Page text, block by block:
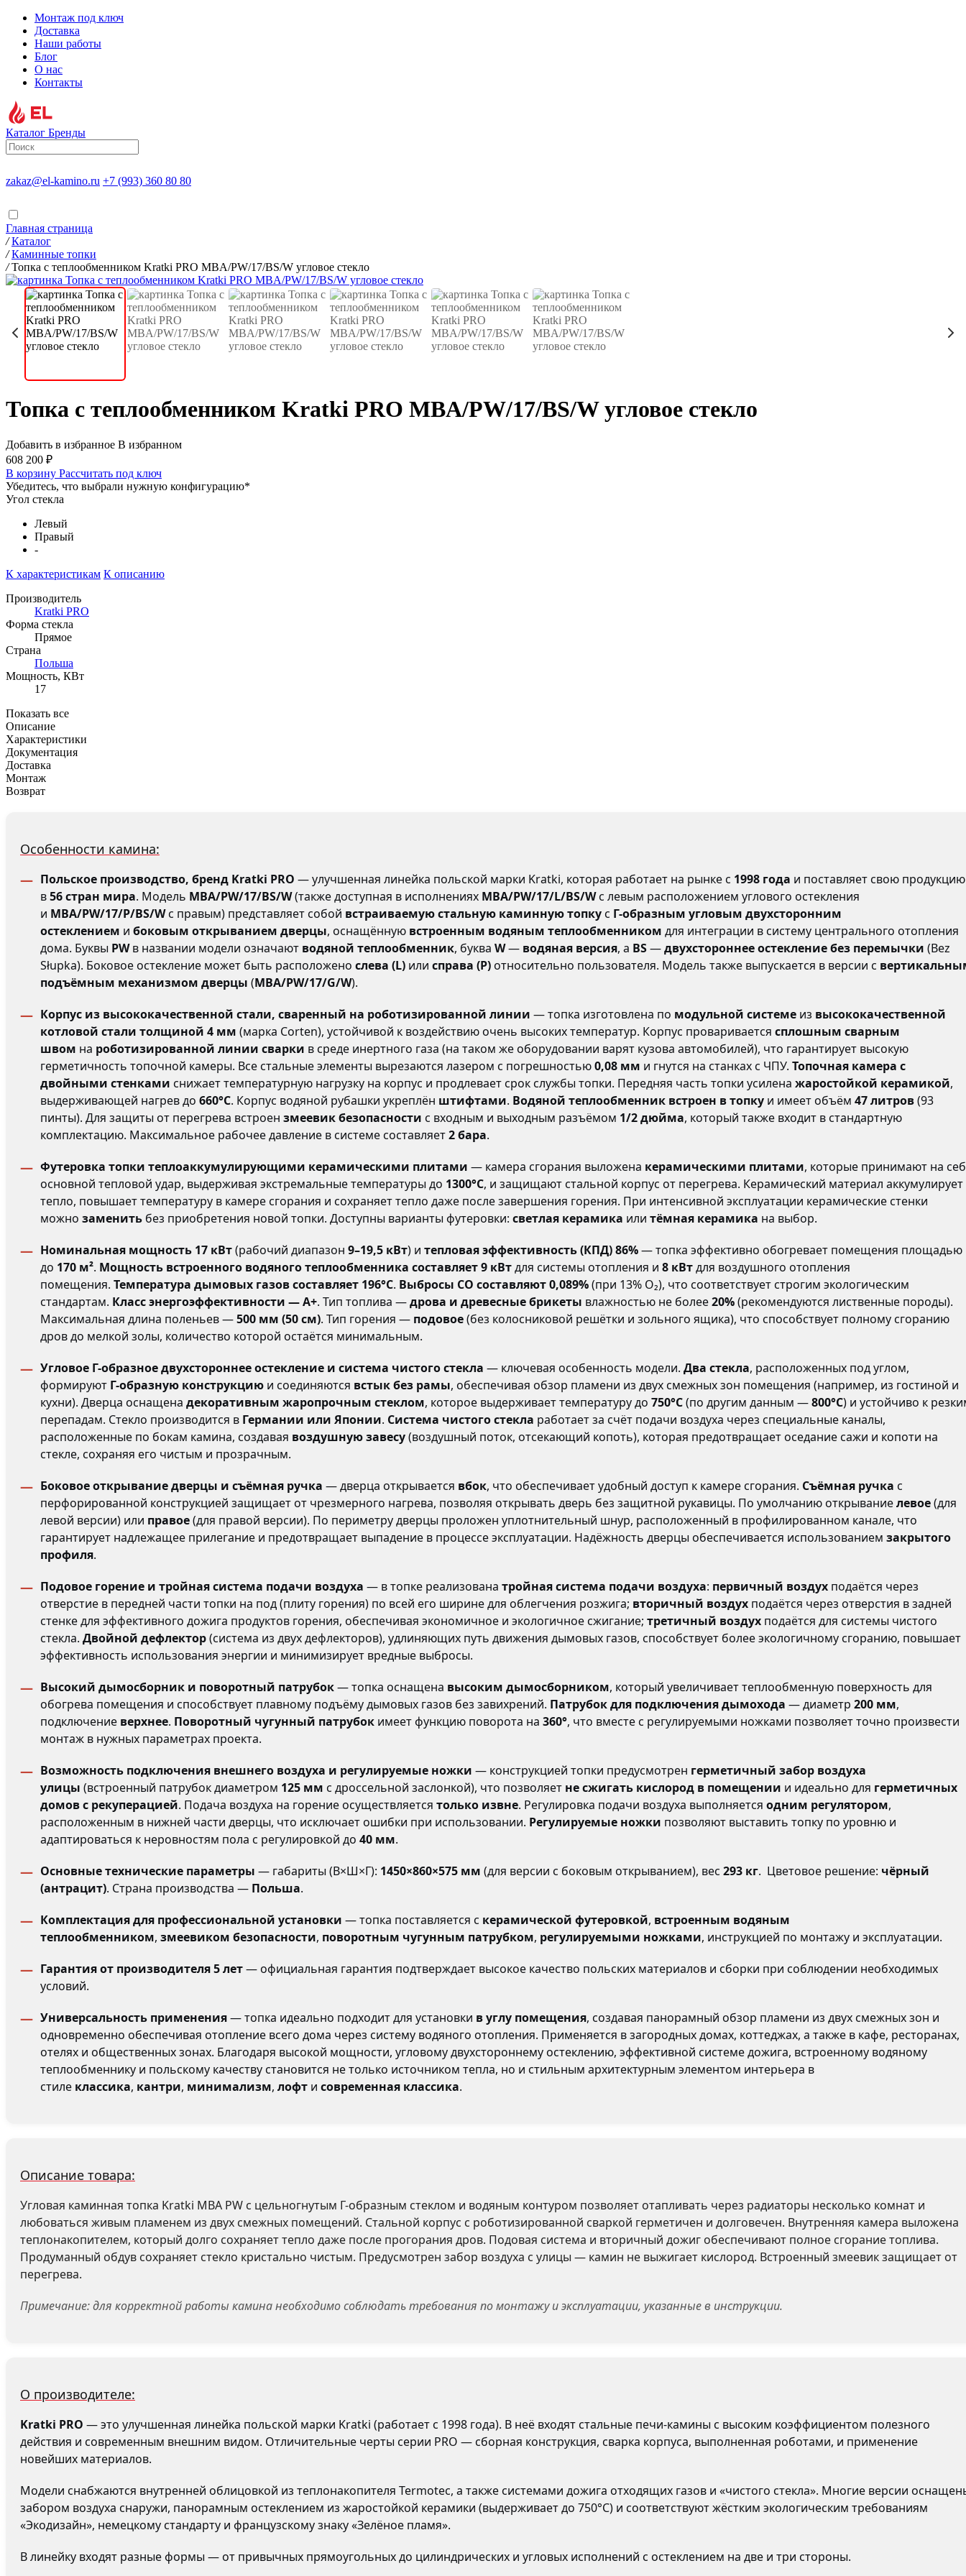
Монтаж под ключ
Доставка
Наши работы
Блог
О нас
Контакты
Каталог Бренды
zakaz@el-kamino.ru +7 (993) 360 80 80
Главная страница
/ Каталог
/ Каминные топки
/ Топка с теплообменником Kratki PRO MBA/PW/17/BS/W угловое стекло
Топка с теплообменником Kratki PRO MBA/PW/17/BS/W угловое стекло
Добавить в избранное В избранном
608 200 ₽
В корзину Рассчитать под ключ
Убедитесь, что выбрали нужную конфигурацию*
Угол стекла
Левый
Правый
-
К характеристикам К описанию
Производитель
Kratki PRO
Форма стекла
Прямое
Страна
Польша
Мощность, КВт
17
Показать все
Описание
Характеристики
Документация
Доставка
Монтаж
Возврат
Особенности камина:
Польское производство, бренд Kratki PRO — улучшенная линейка польской марки Kratki, которая работает на рынке с 1998 года и поставляет свою продукцию
в56 стран мира. Модель MBA/PW/17/BS/W(также доступная в исполнениях MBA/PW/17/L/BS/Wс левым расположением углового остекления
и MBA/PW/17/P/BS/Wс правым) представляет собой встраиваемую стальную каминную топкус Г-образным угловым двухсторонним
остеклением и боковым открыванием дверцы, оснащённую встроенным водяным теплообменником для интеграции в систему центрального отопления
дома. Буквы PWв названии модели означают водяной теплообменник, буква W— водяная версия, а BS—двухстороннее остекление без перемычки (Bez
Słupka). Боковое остекление может быть расположено слева (L) или справа (P)относительно пользователя. Модель также выпускается в версии с
подъёмным механизмом дверцы (MBA/PW/17/G/W).
Корпус из высококачественной стали, сваренный на роботизированной линии — топка изготовлена по модульной системе из высококачественной
котловой стали толщиной 4 мм (марка Corten), устойчивой к воздействию очень высоких температур. Корпус проваривается сплошным сварным
швом на роботизированной линии сварки в среде инертного газа (на таком же оборудовании варят кузова автомобилей), что гарантирует высокую
герметичность топочной камеры. Все стальные элементы вырезаются лазером с погрешностью0,08 мм и гнутся на станках с ЧПУ. Топочная камера с
двойными стенками снижает температурную нагрузку на корпус и продлевает срок службы топки. Передняя часть топки усилена жаростойкой керамикой,
выдерживающей нагрев до 660°C. Корпус водяной рубашки укреплён штифтами. Водяной теплообменник встроен в топку и имеет объём 47 литров(93
пинты). Для защиты от перегрева встроен змеевик безопасности с входным и выходным разъёмом 1/2 дюйма, который также входит в стандартную
комплектацию. Максимальное рабочее давление в системе составляет2 бара.
Футеровка топки теплоаккумулирующими керамическими плитами — камера сгорания выложена керамическими плитами, которые принимают на
основной тепловой удар, выдерживая экстремальные температуры до 1300°C, и защищают стальной корпус от перегрева. Керамический материал аккумулирует
тепло, повышает температуру в камере сгорания и сохраняет тепло даже после завершения горения. При интенсивной эксплуатации керамические стенки
можно заменить без приобретения новой топки. Доступны варианты футеровки: светлая керамика или тёмная керамика на выбор.
Номинальная мощность 17 кВт(рабочий диапазон 9–19,5 кВт) и тепловая эффективность (КПД) 86%— топка эффективно обогревает помещения площадью
до 170 м². Мощность встроенного водяного теплообменника составляет 9 кВтдля системы отопления и 8 кВтдля воздушного отопления
помещения. Температура дымовых газов составляет 196°C. Выбросы CO составляют 0,089%(при 13% O₂), что соответствует строгим экологическим
стандартам. Класс энергоэффективности — A+. Тип топлива —дрова и древесные брикеты влажностью не более20%(рекомендуются лиственные породы).
Максимальная длина поленьев —500 мм (50 см). Тип горения — подовое(без колосниковой решётки и зольного ящика), что способствует полному сгоранию
дров до мелкой золы, количество которой остаётся минимальным.
Угловое Г-образное двухстороннее остекление и система чистого стекла — ключевая особенность модели. Два стекла, расположенных под углом,
формируют Г-образную конструкцию и соединяются встык без рамы, обеспечивая обзор пламени из двух смежных зон помещения (например, из гостиной и
кухни). Дверца оснащена декоративным жаропрочным стеклом, которое выдерживает температуру до 750°C(по другим данным —800°C) и устойчиво к
перепадам. Стекло производится в Германии или Японии. Система чистого стекла работает за счёт подачи воздуха через специальные каналы,
расположенные по бокам камина, создавая воздушную завесу(воздушный поток, отсекающий копоть), которая предотвращает оседание сажи и копоти на
стекле, сохраняя его чистым и прозрачным.
Боковое открывание дверцы и съёмная ручка — дверца открывается вбок, что обеспечивает удобный доступ к камере сгорания. Съёмная ручка с
перфорированной конструкцией защищает от чрезмерного нагрева, позволяя открывать дверь без защитной рукавицы. По умолчанию открываниелевое(для
левой версии) или правое(для правой версии). По периметру дверцы проложен уплотнительный шнур, расположенный в профилированном канале, что
гарантирует надлежащее прилегание и предотвращает выпадение в процессе эксплуатации. Надёжность дверцы обеспечивается использованием закрытого
профиля.
Подовое горение и тройная система подачи воздуха — в топке реализована тройная система подачи воздуха: первичный воздух подаётся через
отверстие в передней части топки на под (плиту горения) по всей его ширине для облегчения розжига; вторичный воздух подаётся через отверстия в задней
стенке для эффективного дожига продуктов горения, обеспечивая экономичное и экологичное сжигание; третичный воздух подаётся для системы чистого
стекла. Двойной дефлектор(система из двух дефлекторов), удлиняющих путь движения дымовых газов, способствует более экологичному сгоранию, повышает
эффективность использования энергии и минимизирует вредные выбросы.
Высокий дымосборник и поворотный патрубок— топка оснащена высоким дымосборником, который увеличивает теплообменную поверхность для
обогрева помещения и способствует плавному подъёму дымовых газов без завихрений. Патрубок для подключения дымохода — диаметр 200 мм,
подключение верхнее. Поворотный чугунный патрубок имеет функцию поворота на 360°, что вместе с регулируемыми ножками позволяет точно произвести
монтаж в нужных параметрах проекта.
Возможность подключения внешнего воздуха и регулируемые ножки — конструкцией топки предусмотрен герметичный забор воздуха
улицы (встроенный патрубок диаметром 125 мм с дроссельной заслонкой), что позволяет не сжигать кислород в помещении и идеально для герметичных
домов с рекуперацией. Подача воздуха на горение осуществляется только извне. Регулировка подачи воздуха выполняется одним регулятором,
расположенным в нижней части дверцы, что исключает ошибки при использовании. Регулируемые ножки позволяют выставить топку по уровню и
адаптироваться к неровностям пола с регулировкой до 40 мм.
Основные технические параметры — габариты (В×Ш×Г): 1450×860×575 мм (для версии с боковым открыванием), вес 293 кг. Цветовое решение: чёрный
(антрацит). Страна производства — Польша.
Комплектация для профессиональной установки — топка поставляется с керамической футеровкой, встроенным водяным
теплообменником, змеевиком безопасности, поворотным чугунным патрубком, регулируемыми ножками, инструкцией по монтажу и эксплуатации.
Гарантия от производителя 5 лет— официальная гарантия подтверждает высокое качество польских материалов и сборки при соблюдении необходимых
условий.
Универсальность применения— топка идеально подходит для установки в углу помещения, создавая панорамный обзор пламени из двух смежных зон и
одновременно обеспечивая отопление всего дома через систему водяного отопления. Применяется в загородных домах, коттеджах, а также в кафе, ресторанах,
отелях и общественных зонах. Благодаря высокой мощности, угловому двухстороннему остеклению, эффективной системе дожига, встроенному водяному
теплообменнику и польскому качеству становится не только источником тепла, но и стильным архитектурным элементом интерьера в
стиле классика, кантри, минимализм, лофт и современная классика.
Описание товара:
Угловая каминная топка Kratki MBA PW с цельногнутым Г-образным стеклом и водяным контуром позволяет отапливать через радиаторы несколько комнат и
любоваться живым пламенем из двух смежных помещений. Стальной корпус с роботизированной сваркой герметичен и долговечен. Внутренняя камера выложена
теплонакопителем, который долго сохраняет тепло даже после прогорания дров. Подовая система и вторичный дожиг обеспечивают полное сгорание топлива.
Продуманный обдув сохраняет стекло кристально чистым. Предусмотрен забор воздуха с улицы — камин не выжигает кислород. Встроенный змеевик защищает от
перегрева.
Примечание: для корректной работы камина необходимо соблюдать требования по монтажу и эксплуатации, указанные в инструкции.
О производителе:
Kratki PRO — это улучшенная линейка польской марки Kratki (работает с 1998 года). В неё входят стальные печи-камины с высоким коэффициентом полезного
действия и современным внешним видом. Отличительные черты серии PRO — сборная конструкция, сварка корпуса, выполненная роботами, и применение
новейших материалов.
Модели снабжаются внутренней облицовкой из теплонакопителя Termotec, а также системами дожига отходящих газов и «чистого стекла». Многие версии
забором воздуха снаружи, панорамным остеклением из жаростойкой керамики (выдерживает до 750°C) и соответствуют жёстким экологическим требованиям
«Экодизайн», немецкому стандарту и французскому знаку «Зелёное пламя».
В линейку входят разные формы — от привычных прямоугольных до цилиндрических и угловых исполнений с остеклением на две и три стороны.